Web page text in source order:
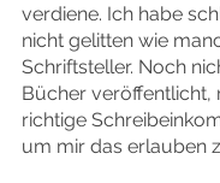
verdiene. Ich habe
nicht gelitten wie
Schriftsteller. Noch
Bücher veröffentlicht,
richtige
um mir das erlauben